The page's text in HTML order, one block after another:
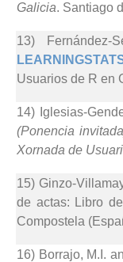
Galicia. Santiago
13)
Usuarios de R en
14) Iglesias-
(Ponencia
Xornada de
15) Ginzo-
de actas: Libro
Compostela
16) Borrajo, M.I.